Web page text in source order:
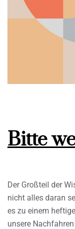
Bitte
Der Großteil der
nicht alles daran
es zu einem
unsere